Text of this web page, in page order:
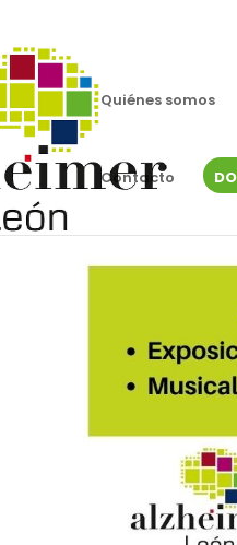
Quiénes somos
Contacto